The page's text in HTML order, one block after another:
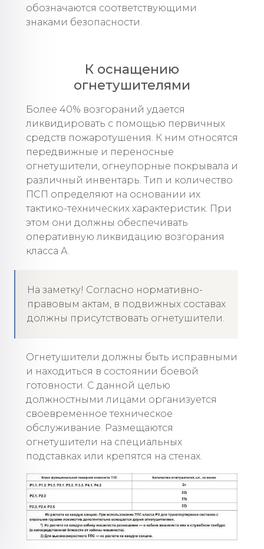
обозначаются соответствующими
знаками безопасности.
К оснащению
огнетушителями
Более 40% возгораний удается
ликвидировать с помощью первичных
средств пожаротушения. К ним относятся
передвижные и переносные
огнетушители, огнеупорные покрывала и
различный инвентарь. Тип и количество
ПСП определяют на основании их
тактико-технических характеристик. При
этом они должны обеспечивать
оперативную ликвидацию возгорания
класса А.
На заметку! Согласно нормативно-
правовым актам, в подвижных составах
должны присутствовать огнетушители.
Огнетушители должны быть исправными
и находиться в состоянии боевой
готовности. С данной целью
должностными лицами организуется
своевременное техническое
обслуживание. Размещаются
огнетушители на специальных
подставках или крепятся на стенах.